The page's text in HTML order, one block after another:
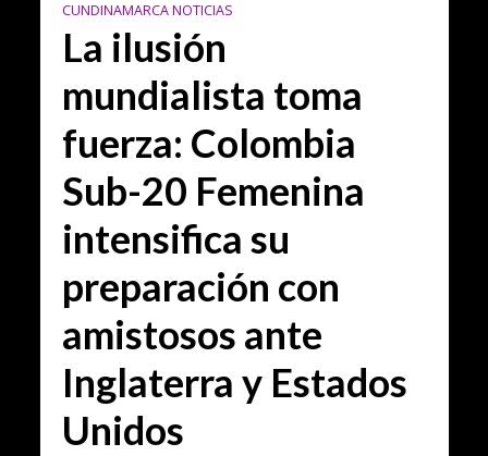
CUNDINAMARCA NOTICIAS
La ilusión
mundialista toma
fuerza: Colombia
Sub-20 Femenina
intensifica su
preparación con
amistosos ante
Inglaterra y Estados
Unidos